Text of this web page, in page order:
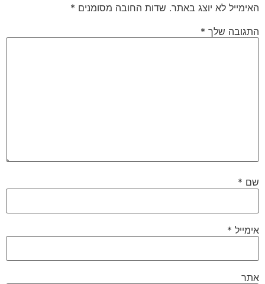
האימייל לא יוצג באתר. שדות החובה מסומנים *
התגובה שלך *
שם *
אימייל *
אתר